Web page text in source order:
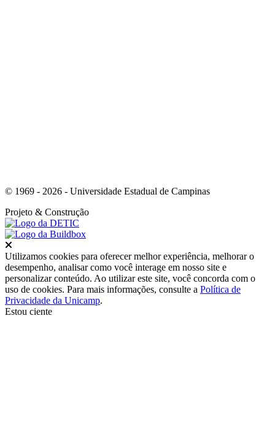
© 1969 - 2026 - Universidade Estadual de Campinas
Projeto & Construção
Utilizamos cookies para oferecer melhor experiência, melhorar o
desempenho, analisar como você interage em nosso site e
personalizar conteúdo. Ao utilizar este site, você concorda com o
uso de cookies. Para mais informações, consulte a Política de
Privacidade da Unicamp.
Estou ciente